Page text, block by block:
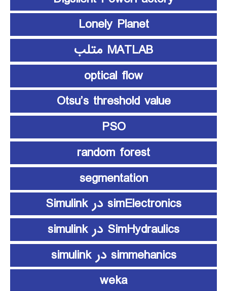
Lonely Planet
MATLAB متلب
optical flow
Otsu’s threshold value
PSO
random forest
segmentation
simElectronics در Simulink
SimHydraulics در simulink
simmehanics در simulink
weka